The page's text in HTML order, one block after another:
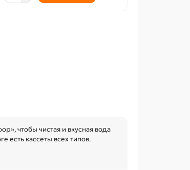
чтобы чистая и вкусная вода
есть кассеты всех типов.